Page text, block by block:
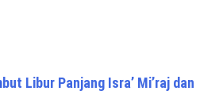
Libur Panjang Isra’ Mi’raj dan